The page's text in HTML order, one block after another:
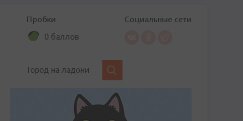
Пробки
0 баллов
Социальные сети
Город на ладони